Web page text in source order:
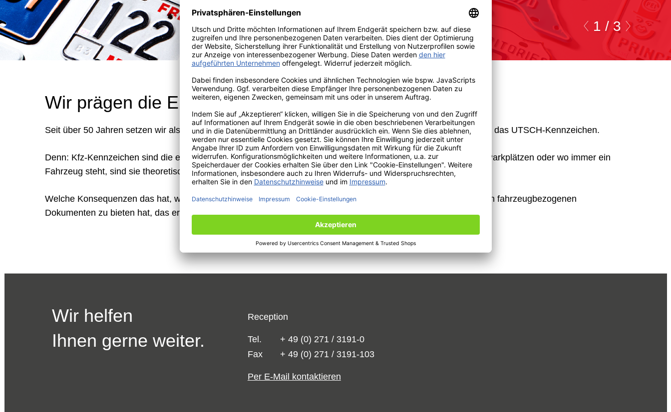
1 / 3
mehr erfahren
Wir prägen die Entwicklung.
Seit über 50 Jahren setzen wir als zuverlässiger Partner in mehr als 130 Ländern auf ein gemeinsames Zeichen: das UTSCH-Kennzeichen.
Denn: Kfz-Kennzeichen sind die einzigen hoheitlichen Dokumente, die frei zugänglich sind. Auf der Straße, auf Parkplätzen oder wo immer ein
Fahrzeug steht, sind sie theoretisch stets dem Zugriff Dritter ausgesetzt.
Welche Konsequenzen das hat, was das besondere an UTSCH-Kennzeichen ist, und was UTSCH sonst noch an fahrzeugbezogenen
Dokumenten zu bieten hat, das erfahren Sie hier.
Wir helfen
Ihnen gerne weiter.
Reception
Tel.
+ 49 (0) 271 / 3191-0
Fax
+ 49 (0) 271 / 3191-103
Per E-Mail kontaktieren